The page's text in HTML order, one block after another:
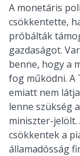
A monetáris
csökkentette,
próbálták
gazdaságot.
benne, hogy a
fog működni. A
emiatt nem
lenne szükség
miniszter-
csökkentek a
államadósság